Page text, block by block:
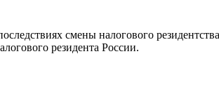
смены налогового
резидента России.